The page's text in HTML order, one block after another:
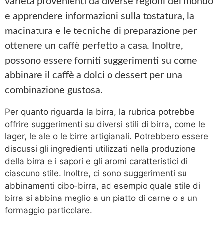
e apprendere informazioni sulla tostatura, la
macinatura e le tecniche di preparazione per
ottenere un caffè perfetto a casa. Inoltre,
possono essere forniti suggerimenti su come
abbinare il caffè a dolci o dessert per una
combinazione gustosa.
Per quanto riguarda la birra, la rubrica potrebbe
offrire suggerimenti su diversi stili di birra, come le
lager, le ale o le birre artigianali. Potrebbero essere
discussi gli ingredienti utilizzati nella produzione
della birra e i sapori e gli aromi caratteristici di
ciascuno stile. Inoltre, ci sono suggerimenti su
abbinamenti cibo-birra, ad esempio quale stile di
birra si abbina meglio a un piatto di carne o a un
formaggio particolare.